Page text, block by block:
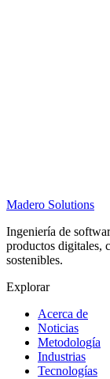
Madero Solutions
Ingeniería de
productos digitales,
sostenibles.
Explorar
Acerca de
Noticias
Metodología
Industrias
Tecnologías